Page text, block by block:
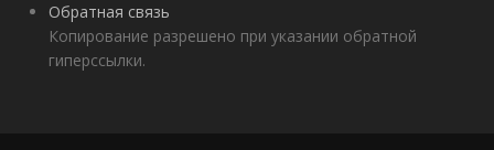
Обратная связь
Копирование разрешено при указании обратной
гиперссылки.